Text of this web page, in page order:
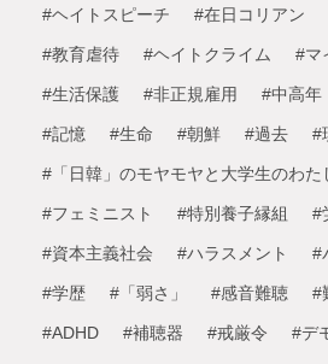
#ヘイトスピーチ #在日コリアン
#教育虐待 #ヘイトクライム #マ
#生活保護 #非正規雇用 #中高年
#記憶 #生命 #朝鮮 #過去 #
#「日韓」のモヤモヤと大学生のわた
#フェミニスト #特別養子縁組 #
#資本主義社会 #ハラスメント #
#学歴 #「弱さ」 #感音難聴 #
#ADHD #補聴器 #戒厳令 #デ